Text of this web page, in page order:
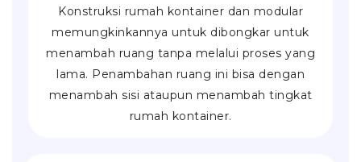
Konstruksi rumah kontainer dan modular
memungkinkannya untuk dibongkar untuk
menambah ruang tanpa melalui proses yang
lama. Penambahan ruang ini bisa dengan
menambah sisi ataupun menambah tingkat
rumah kontainer.